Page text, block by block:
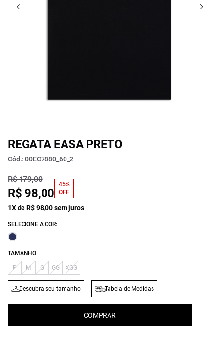
REGATA EASA PRETO
Cód.: 00EC7880_60_2
R$ 179,00
R$ 98,00
45%
OFF
1X de R$ 98,00 sem juros
SELECIONE A COR:
TAMANHO
P M G GG XGG
Descubra seu tamanho Tabela de Medidas
COMPRAR